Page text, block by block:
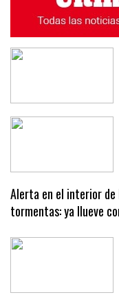
Alerta en el interior
tormentas: ya llueve